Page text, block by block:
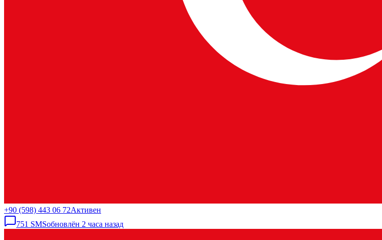
+90 (598) 443 06 72Активен
751 SMSобновлён 2 часа назад